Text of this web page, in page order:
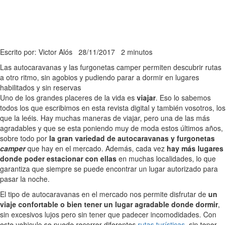
Escrito por: Victor Alós 28/11/2017 2 minutos
Las autocaravanas y las furgonetas camper permiten descubrir rutas
a otro ritmo, sin agobios y pudiendo parar a dormir en lugares
habilitados y sin reservas
Uno de los grandes placeres de la vida es viajar. Eso lo sabemos
todos los que escribimos en esta revista digital y también vosotros, los
que la leéis. Hay muchas maneras de viajar, pero una de las más
agradables y que se esta poniendo muy de moda estos últimos años,
sobre todo por la gran variedad de autocaravanas y furgonetas
camperque hay en el mercado. Además, cada vez hay más lugares
donde poder estacionar con ellas en muchas localidades, lo que
garantiza que siempre se puede encontrar un lugar autorizado para
pasar la noche.
El tipo de autocaravanas en el mercado nos permite disfrutar de un
viaje confortable o bien tener un lugar agradable donde dormir,
sin excesivos lujos pero sin tener que padecer incomodidades. Con